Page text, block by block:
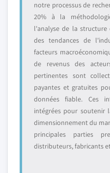
notre processus de
20% à la
l'analyse de la
des tendances de
facteurs
de revenus des
pertinentes sont
payantes et gratuites
données fiable. Ces
intégrées pour soutenir
dimensionnement du
principales parties
distributeurs, fabricants